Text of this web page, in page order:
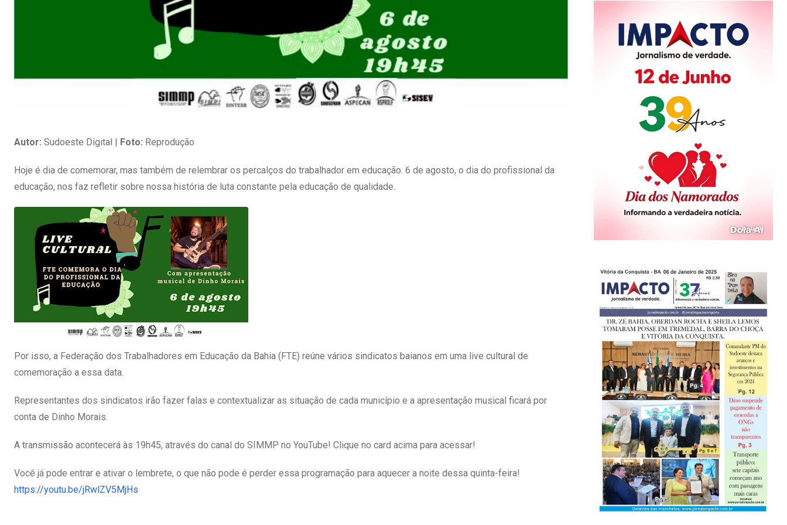
Autor: Sudoeste Digital | Foto: Reprodução
Hoje é dia de comemorar, mas também de relembrar os percalços do trabalhador em educação. 6 de agosto, o dia do profissional da
educação, nos faz refletir sobre nossa história de luta constante pela educação de qualidade.
Por isso, a Federação dos Trabalhadores em Educação da Bahia (FTE) reúne vários sindicatos baianos em uma live cultural de
comemoração a essa data.
Representantes dos sindicatos irão fazer falas e contextualizar as situação de cada município e a apresentação musical ficará por
conta de Dinho Morais.
A transmissão acontecerá às 19h45, através do canal do SIMMP no YouTube! Clique no card acima para acessar!
Você já pode entrar e ativar o lembrete, o que não pode é perder essa programação para aquecer a noite dessa quinta-feira!
https://youtu.be/jRwlZV5MjHs